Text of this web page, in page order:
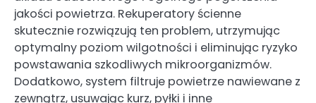
jakości powietrza. Rekuperatory ścienne
skutecznie rozwiązują ten problem, utrzymując
optymalny poziom wilgotności i eliminując ryzyko
powstawania szkodliwych mikroorganizmów.
Dodatkowo, system filtruje powietrze nawiewane z
zewnątrz, usuwając kurz, pyłki i inne